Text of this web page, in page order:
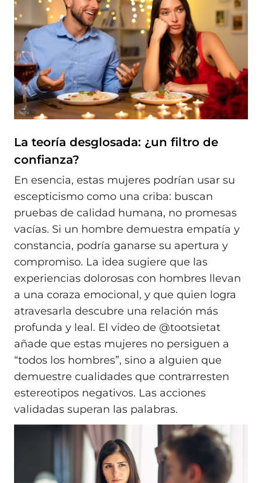
La teoría desglosada: ¿un filtro de
confianza?
En esencia, estas mujeres podrían usar su
escepticismo como una criba: buscan
pruebas de calidad humana, no promesas
vacías. Si un hombre demuestra empatía y
constancia, podría ganarse su apertura y
compromiso. La idea sugiere que las
experiencias dolorosas con hombres llevan
a una coraza emocional, y que quien logra
atravesarla descubre una relación más
profunda y leal. El video de @tootsietat
añade que estas mujeres no persiguen a
“todos los hombres”, sino a alguien que
demuestre cualidades que contrarresten
estereotipos negativos. Las acciones
validadas superan las palabras.